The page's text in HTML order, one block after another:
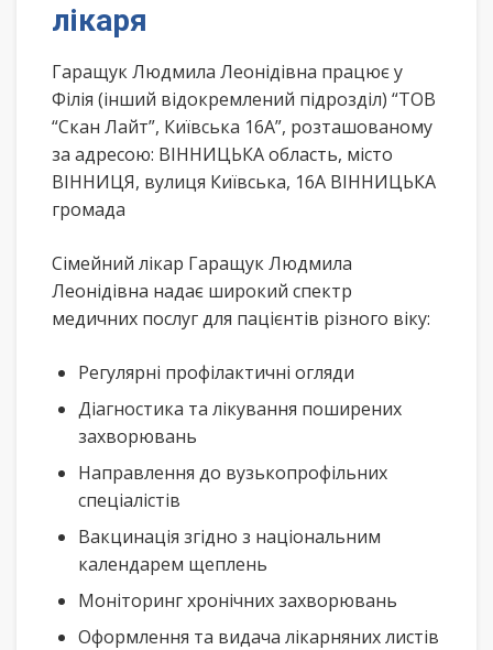
лікаря
Гаращук Людмила Леонідівна працює у
Філія (інший відокремлений підрозділ) “ТОВ
“Скан Лайт”, Київська 16А”, розташованому
за адресою: ВІННИЦЬКА область, місто
ВІННИЦЯ, вулиця Київська, 16А ВІННИЦЬКА
громада
Сімейний лікар Гаращук Людмила
Леонідівна надає широкий спектр
медичних послуг для пацієнтів різного віку:
Регулярні профілактичні огляди
Діагностика та лікування поширених
захворювань
Направлення до вузькопрофільних
спеціалістів
Вакцинація згідно з національним
календарем щеплень
Моніторинг хронічних захворювань
Оформлення та видача лікарняних листів